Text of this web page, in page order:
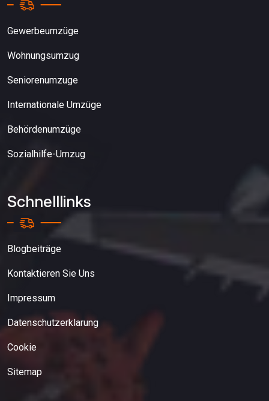
Gewerbeumzüge
Wohnungsumzug
Seniorenumzuge
Internationale Umzüge
Behördenumzüge
Sozialhilfe-Umzug
Schnelllinks
Blogbeiträge
Kontaktieren Sie Uns
Impressum
Datenschutzerklarung
Cookie
Sitemap